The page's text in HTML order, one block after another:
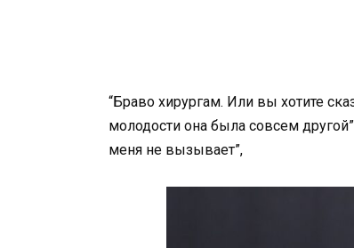
“Браво хирургам. Или вы хотите
молодости она была совсем
меня не вызывает”,